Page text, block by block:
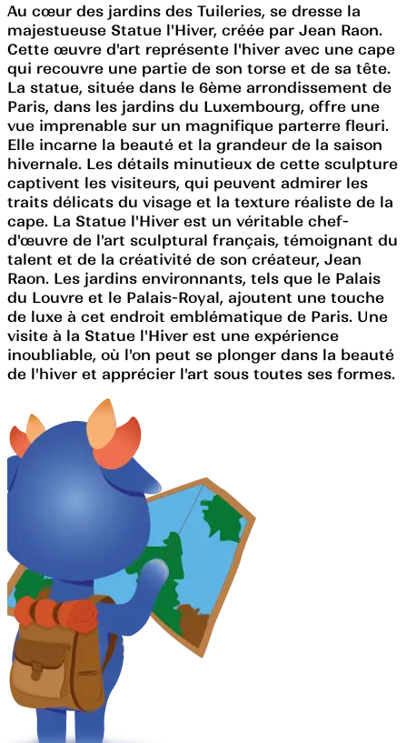
Au cœur des jardins des Tuileries, se dresse la
majestueuse Statue l'Hiver, créée par Jean Raon.
Cette œuvre d'art représente l'hiver avec une cape
qui recouvre une partie de son torse et de sa tête.
La statue, située dans le 6ème arrondissement de
Paris, dans les jardins du Luxembourg, offre une
vue imprenable sur un magnifique parterre fleuri.
Elle incarne la beauté et la grandeur de la saison
hivernale. Les détails minutieux de cette sculpture
captivent les visiteurs, qui peuvent admirer les
traits délicats du visage et la texture réaliste de la
cape. La Statue l'Hiver est un véritable chef-
d'œuvre de l'art sculptural français, témoignant du
talent et de la créativité de son créateur, Jean
Raon. Les jardins environnants, tels que le Palais
du Louvre et le Palais-Royal, ajoutent une touche
de luxe à cet endroit emblématique de Paris. Une
visite à la Statue l'Hiver est une expérience
inoubliable, où l'on peut se plonger dans la beauté
de l'hiver et apprécier l'art sous toutes ses formes.